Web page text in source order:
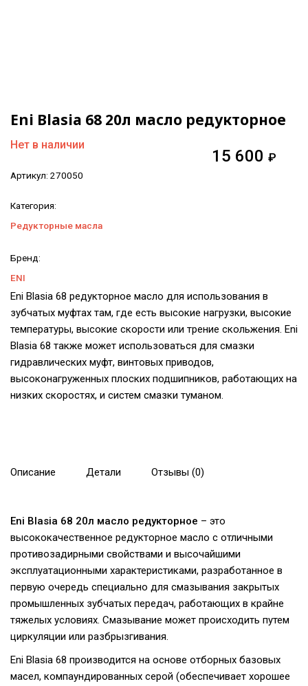
Eni Blasia 68 20л масло редукторное
15 600 ₽
Нет в наличии
Артикул: 270050
Категория:
Редукторные масла
Бренд:
ENI
Eni Blasia 68 редукторное масло для использования в
зубчатых муфтах там, где есть высокие нагрузки, высокие
температуры, высокие скорости или трение скольжения. Eni
Blasia 68 также может использоваться для смазки
гидравлических муфт, винтовых приводов,
высоконагруженных плоских подшипников, работающих на
низких скоростях, и систем смазки туманом.
Описание Детали Отзывы (0)
Eni Blasia 68 20л масло редукторное – это
высококачественное редукторное масло с отличными
противозадирными свойствами и высочайшими
эксплуатационными характеристиками, разработанное в
первую очередь специально для смазывания закрытых
промышленных зубчатых передач, работающих в крайне
тяжелых условиях. Смазывание может происходить путем
циркуляции или разбрызгивания.
Eni Blasia 68 производится на основе отборных базовых
масел, компаундированных серой (обеспечивает хорошее